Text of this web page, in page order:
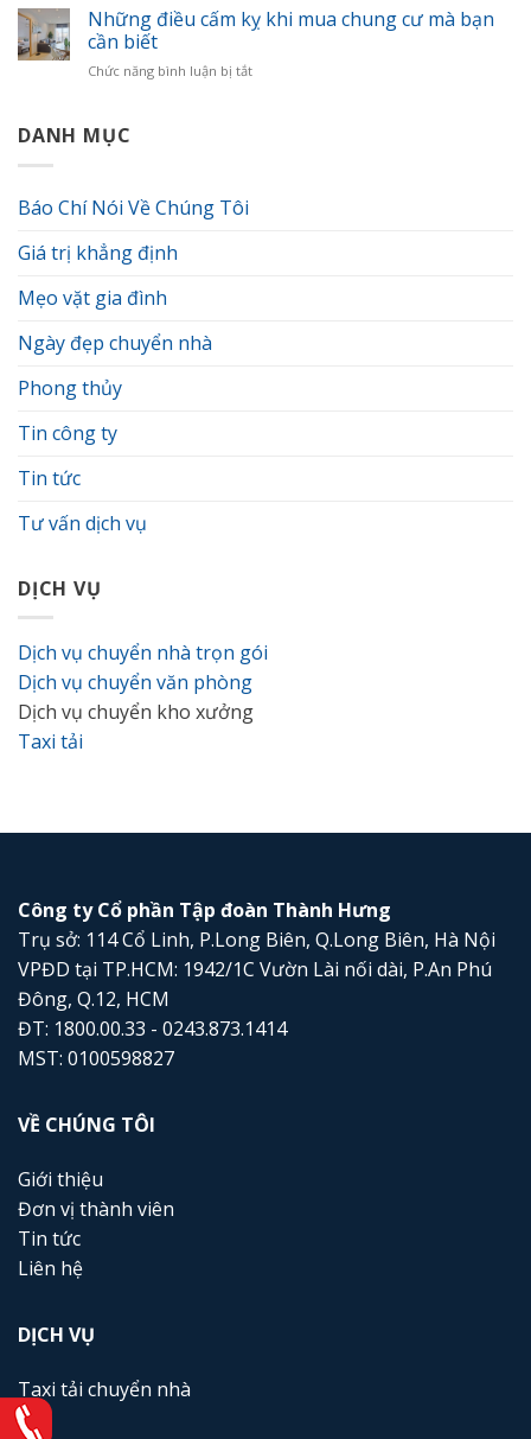
đơn
chuyển
thủy
thu
tài
thời
điểm
nhà
Những điều cấm kỵ khi mua chung cư mà bạn
cần biết
Chức năng bình luận bị tắtở
DANH MỤC
Báo Chí Nói Về Chúng Tôi
Giá trị khẳng định
Mẹo vặt gia đình
Ngày đẹp chuyển nhà
Phong thủy
Tin công ty
Tin tức
Tư vấn dịch vụ
DỊCH VỤ
Dịch vụ chuyển nhà trọn gói
Dịch vụ chuyển văn phòng
Dịch vụ chuyển kho xưởng
Taxi tải
Công ty Cổ phần Tập đoàn Thành Hưng
Trụ sở: 114 Cổ Linh, P.Long Biên, Q.Long Biên, Hà Nội
VPĐD tại TP.HCM: 1942/1C Vườn Lài nối dài, P.An Phú
Đông, Q.12, HCM
ĐT: 1800.00.33 - 0243.873.1414
MST: 0100598827
VỀ CHÚNG TÔI
Giới thiệu
Đơn vị thành viên
Tin tức
Liên hệ
DỊCH VỤ
Taxi tải chuyển nhà